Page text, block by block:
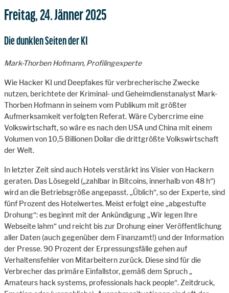
Freitag, 24. Jänner 2025
Die dunklen Seiten der KI
Mark-Thorben Hofmann, Profilingexperte
Wie Hacker KI und Deepfakes für verbrecherische Zwecke
nutzen, berichtete der Kriminal- und Geheimdienstanalyst Mark-
Thorben Hofmann in seinem vom Publikum mit größter
Aufmerksamkeit verfolgten Referat. Wäre Cybercrime eine
Volkswirtschaft, so wäre es nach den USA und China mit einem
Volumen von 10,5 Billionen Dollar die drittgrößte Volkswirtschaft
der Welt.
In letzter Zeit sind auch Hotels verstärkt ins Visier von Hackern
geraten. Das Lösegeld („zahlbar in Bitcoins, innerhalb von 48 h“)
wird an die Betriebsgröße angepasst. „Üblich“, so der Experte, sind
fünf Prozent des Hotelwertes. Meist erfolgt eine „abgestufte
Drohung“: es beginnt mit der Ankündigung „Wir legen Ihre
Webseite lahm“ und reicht bis zur Drohung einer Veröffentlichung
aller Daten (auch gegenüber dem Finanzamt!) und der Information
der Presse. 90 Prozent der Erpressungsfälle gehen auf
Verhaltensfehler von Mitarbeitern zurück. Diese sind für die
Verbrecher das primäre Einfallstor, gemäß dem Spruch „
Amateurs hack systems, professionals hack people“. Zeitdruck,